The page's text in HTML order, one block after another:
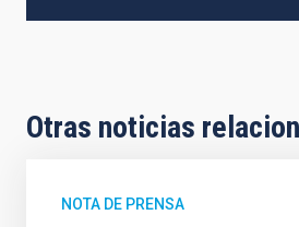
Otras noticias
NOTA DE PRENSA